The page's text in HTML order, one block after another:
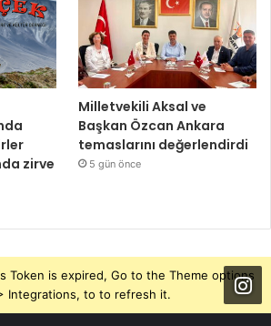
zirve
Milletvekili Aksal ve
Başkan Özcan Ankara
temaslarını değerlendirdi
5 gün önce
Token is expired, Go to the Theme options
Integrations, to to refresh it.